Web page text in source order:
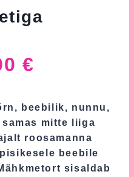
€
beebilik, nunnu,
mitte liiga
roosamanna
beebile
sisaldab